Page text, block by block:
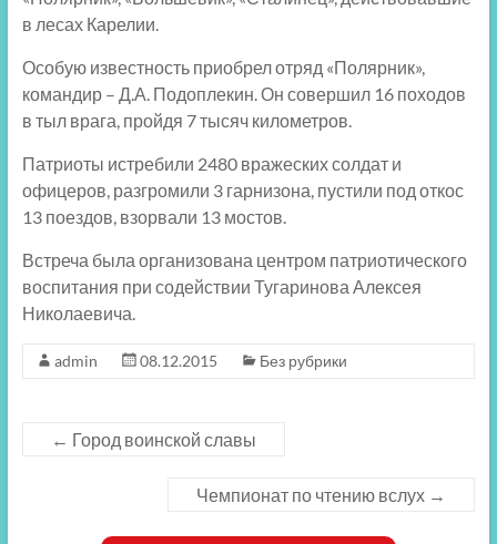
в лесах Карелии.
Особую известность приобрел отряд «Полярник»,
командир – Д.А. Подоплекин. Он совершил 16 походов
в тыл врага, пройдя 7 тысяч километров.
Патриоты истребили 2480 вражеских солдат и
офицеров, разгромили 3 гарнизона, пустили под откос
13 поездов, взорвали 13 мостов.
Встреча была организована центром патриотического
воспитания при содействии Тугаринова Алексея
Николаевича.
admin 08.12.2015 Без рубрики
← Город воинской славы
Чемпионат по чтению вслух →